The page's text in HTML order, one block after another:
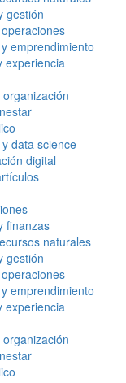
gestión
emprendimiento
experiencia
data science
digital
finanzas
naturales
gestión
emprendimiento
experiencia